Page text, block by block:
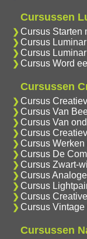
Cursussen
Cursus Starten
Cursus
Cursus Luminar
Cursus Word
Cursussen
Cursus
Cursus Van
Cursus Van
Cursus
Cursus
Cursus De
Cursus Zwart-
Cursus
Cursus
Cursus
Cursus Vintage
Cursussen